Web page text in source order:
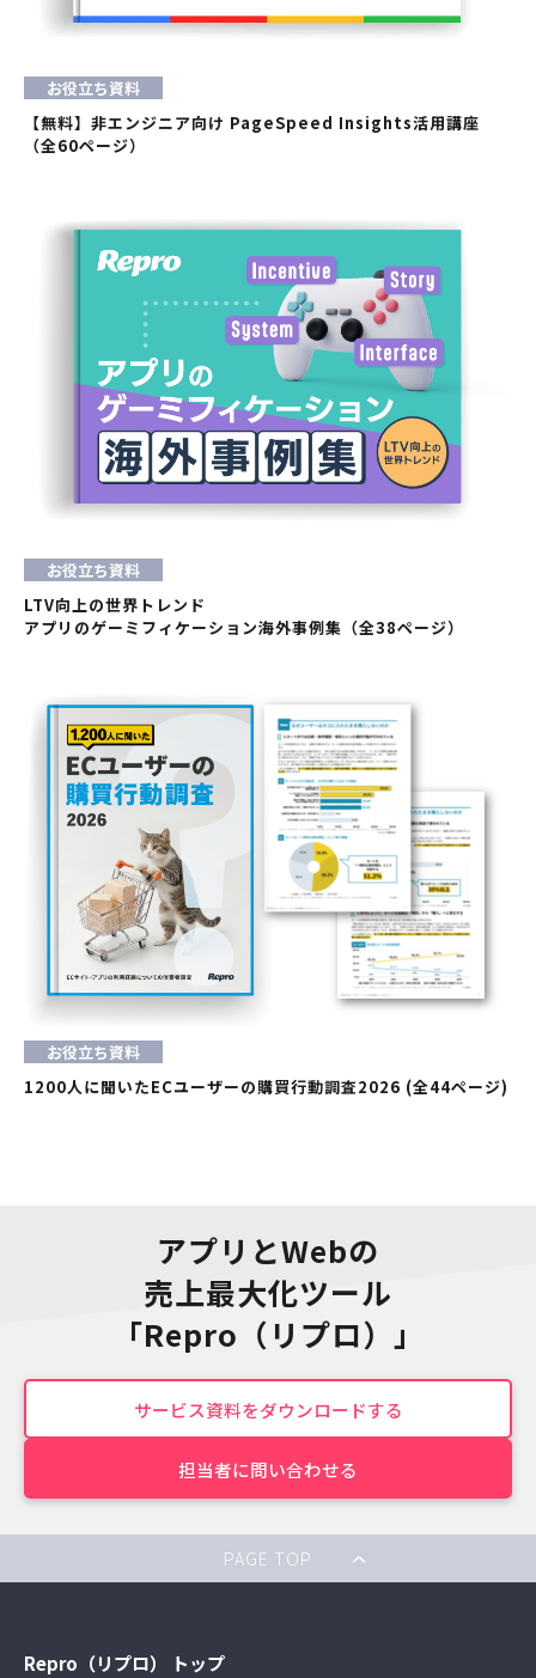
お役立ち資料
【無料】非エンジニア向け PageSpeed Insights活用講座
（全60ページ）
お役立ち資料
LTV向上の世界トレンド
アプリのゲーミフィケーション海外事例集（全38ページ）
お役立ち資料
1200人に聞いたECユーザーの購買行動調査2026 (全44ページ)
アプリとWebの
売上最大化ツール
「Repro（リプロ）」
サービス資料をダウンロードする
担当者に問い合わせる
PAGE TOP
Repro（リプロ） トップ